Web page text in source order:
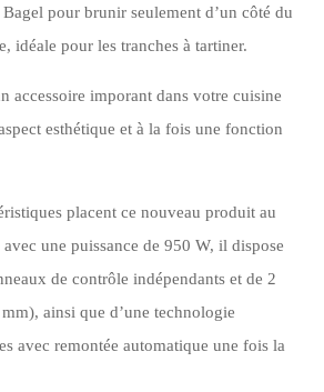
pour brunir seulement d’un côté du
idéale pour les tranches à tartiner.
accessoire imporant dans votre cuisine
esthétique et à la fois une fonction
placent ce nouveau produit au
une puissance de 950 W, il dispose
de contrôle indépendants et de 2
ainsi que d’une technologie
avec remontée automatique une fois la